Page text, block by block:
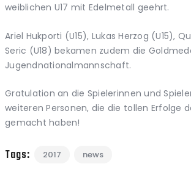
weiblichen U17 mit Edelmetall geehrt.
Ariel Hukporti (U15), Lukas Herzog (U15),
Seric (U18) bekamen zudem die
Jugendnationalmannschaft.
Gratulation an die Spielerinnen und
weiteren Personen, die die tollen Erfolge
gemacht haben!
Tags: 2017 news